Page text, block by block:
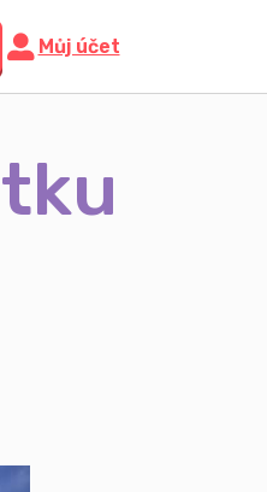
Můj účet